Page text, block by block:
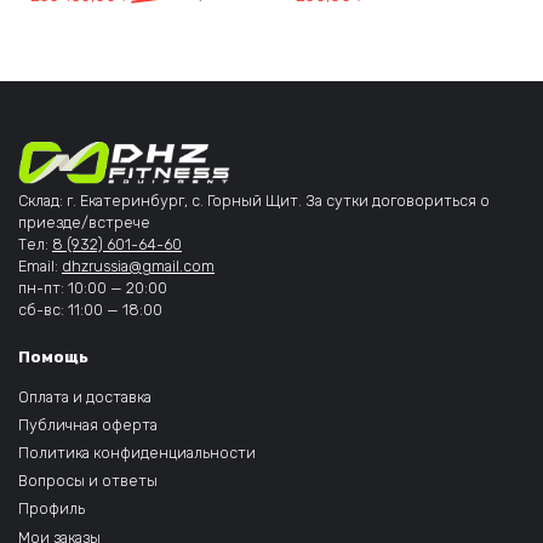
Склад: г. Екатеринбург, с. Горный Щит. За сутки договориться о
приезде/встрече
Тел: 8 (932) 601-64-60
Email: dhzrussia@gmail.com
пн-пт: 10:00 — 20:00
сб-вс: 11:00 — 18:00
Помощь
Оплата и доставка
Публичная оферта
Политика конфиденциальности
Вопросы и ответы
Профиль
Мои заказы